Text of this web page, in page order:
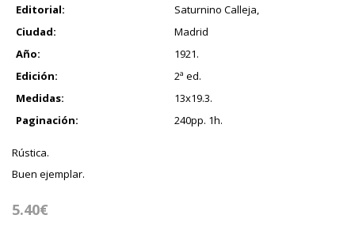
Editorial:
Saturnino Calleja,
Ciudad:
Madrid
Año:
1921.
Edición:
2ª ed.
Medidas:
13x19.3.
Paginación:
240pp. 1h.
Rústica.
Buen ejemplar.
5.40€